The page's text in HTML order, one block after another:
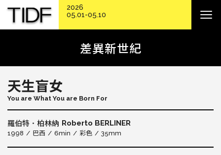
差異新世紀
天生盲女
You are What You are Born For
羅伯特．柏林納 Roberto BERLINER
1998 巴西 6min 彩色 35mm
2026
05.01-05.10